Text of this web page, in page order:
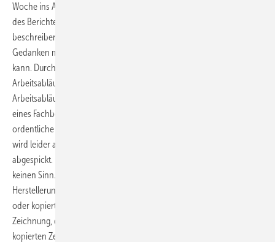
Woche ins Auge gefasst werden. Eine Aufgabe kann dann als Thema
des Berichtes vereinbart werden. Ist zum Beispiel ein Arbeitsablauf zu
beschreiben, kann sich der Azubi bei der Ausführung schon seine
Gedanken machen, wie er dieses Thema später zu Papier bringen
kann. Durch dieses „vorab sortieren“ muss er sich mit den
Arbeitsabläufen intensiv auseinandersetzen und lernt so,
Arbeitsabläufe sinnvoll zu planen. Daraus folgt, dass es nicht Sinn
eines Fachberichts ist, einen Roman zu schreiben. Auf eine
ordentliche Rechschreibung ist jedoch Wert zu legen. In der Praxis
wird leider auch häufig einfach eine Textpassage aus einem Fachbuch
abgespickt. Das ist allenfalls eine Fleißarbeit – hat aber pädagogisch
keinen Sinn. Gerne zur Hilfe genommen werden auch
Herstellerunterlagen, aus denen Skizzen oder Zeichnungen abgepaust
oder kopiert und ins Berichtsheft eingeklebt werden. Eine einfache
Zeichnung, die der Azubi selbst entworfen hat, mag an die Optik einer
kopierten Zeichnung vielleicht nicht heranreichen, sie hat aber viel